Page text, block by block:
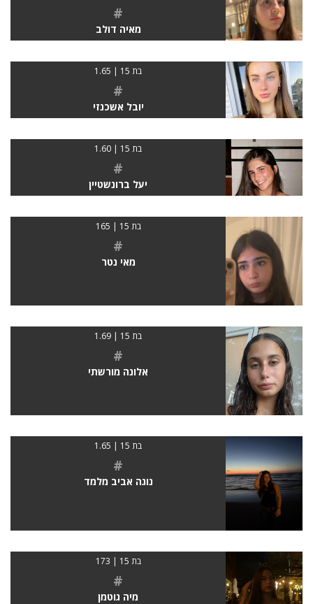
#
מאיה דולב
בת 15 | 1.65
#
יובל אשכנזי
בת 15 | 1.60
#
יעל ברונשטיין
בת 15 | 165
#
מאי נטר
בת 15 | 1.69
#
אלונה מורשתי
בת 15 | 1.65
#
נוגה אביב מלמד
בת 15 | 173
#
מיה גוטמן